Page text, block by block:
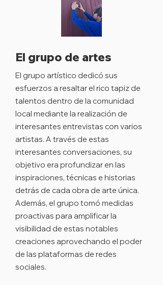
El grupo de artes
El grupo artístico dedicó sus
esfuerzos a resaltar el rico tapiz de
talentos dentro de la comunidad
local mediante la realización de
interesantes entrevistas con varios
artistas. A través de estas
interesantes conversaciones, su
objetivo era profundizar en las
inspiraciones, técnicas e historias
detrás de cada obra de arte única.
Además, el grupo tomó medidas
proactivas para amplificar la
visibilidad de estas notables
creaciones aprovechando el poder
de las plataformas de redes
sociales.